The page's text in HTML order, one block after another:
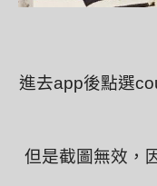
進去app後點選
但是截圖無效，